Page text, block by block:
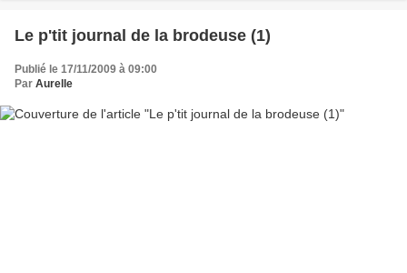
Le p'tit journal de la brodeuse (1)
Publié le 17/11/2009 à 09:00
Par Aurelle